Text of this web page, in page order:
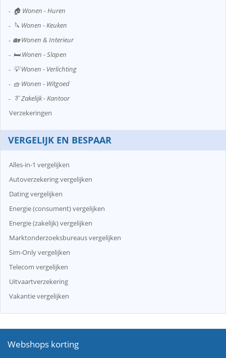
🏠 Wonen - Huren
🔪 Wonen - Keuken
🏡 Wonen & Interieur
🛏️ Wonen - Slapen
💡 Wonen - Verlichting
🧺 Wonen - Witgoed
👔 Zakelijk - Kantoor
Verzekeringen
VERGELIJK EN BESPAAR
Alles-in-1 vergelijken
Autoverzekering vergelijken
Dating vergelijken
Energie (consument) vergelijken
Energie (zakelijk) vergelijken
Marktonderzoeksbureaus vergelijken
Sim-Only vergelijken
Telecom vergelijken
Uitvaartverzekering
Vakantie vergelijken
Webshops korting